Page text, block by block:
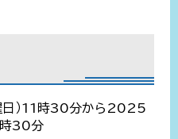
）11時30分から2025
時30分